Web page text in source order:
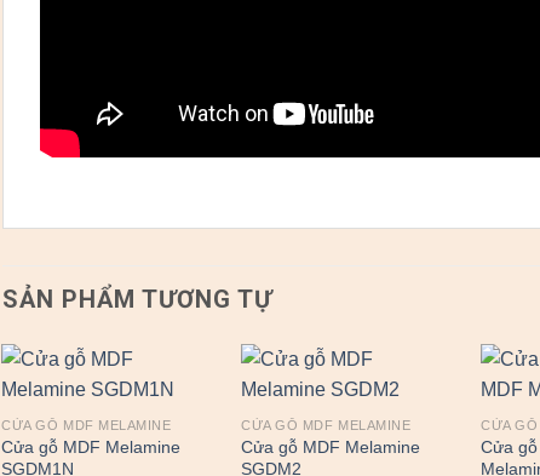
SẢN PHẨM TƯƠNG TỰ
CỬA GỖ MDF MELAMINE
Cửa gỗ MDF Melamine
SGDM1N
CỬA GỖ MDF MELAMINE
Cửa gỗ MDF Melamine
SGDM2
CỬA GỖ
Cửa